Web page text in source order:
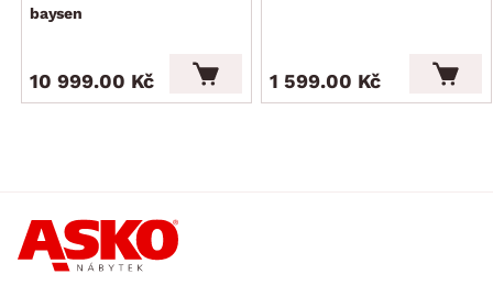
vypínače, trafa a přívodových kabelů
rozměry postele: 185×97×215 cm
úchyt: plast, šedá alu
rozměry stolku: 46×54×41 cm
baysen
10 999.00 Kč 1 599.00 Kč